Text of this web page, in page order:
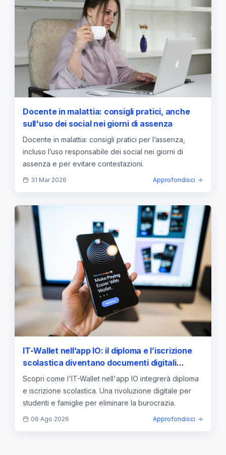
Docente in malattia: consigli pratici, anche
sull'uso dei social nei giorni di assenza
Docente in malattia: consigli pratici per l’assenza,
incluso l’uso responsabile dei social nei giorni di
assenza e per evitare contestazioni.
31 Mar 2026 Approfondisci
IT-Wallet nell’app IO: il diploma e l’iscrizione
scolastica diventano documenti digitali
certificati
Scopri come l'IT-Wallet nell'app IO integrerà diploma
e iscrizione scolastica. Una rivoluzione digitale per
studenti e famiglie per eliminare la burocrazia.
06 Ago 2026 Approfondisci